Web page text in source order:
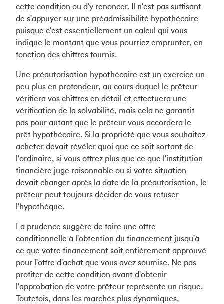
cette condition ou d'y renoncer. Il n'est pas suffisant
de s'appuyer sur une préadmissibilité hypothécaire
puisque c'est essentiellement un calcul qui vous
indique le montant que vous pourriez emprunter, en
fonction des chiffres fournis.
Une préautorisation hypothécaire est un exercice un
peu plus en profondeur, au cours duquel le prêteur
vérifiera vos chiffres en détail et effectuera une
vérification de la solvabilité, mais cela ne garantit
pas pour autant que le prêteur vous accordera le
prêt hypothécaire. Si la propriété que vous souhaitez
acheter devait révéler quoi que ce soit sortant de
l'ordinaire, si vous offrez plus que ce que l'institution
financière juge raisonnable ou si votre situation
devait changer après la date de la préautorisation, le
prêteur peut toujours décider de vous refuser
l'hypothèque.
La prudence suggère de faire une offre
conditionnelle à l'obtention du financement jusqu'à
ce que votre financement soit entièrement approuvé
pour l'offre d'achat que vous avez soumise. Ne pas
profiter de cette condition avant d'obtenir
l'approbation de votre prêteur représente un risque.
Toutefois, dans les marchés plus dynamiques,